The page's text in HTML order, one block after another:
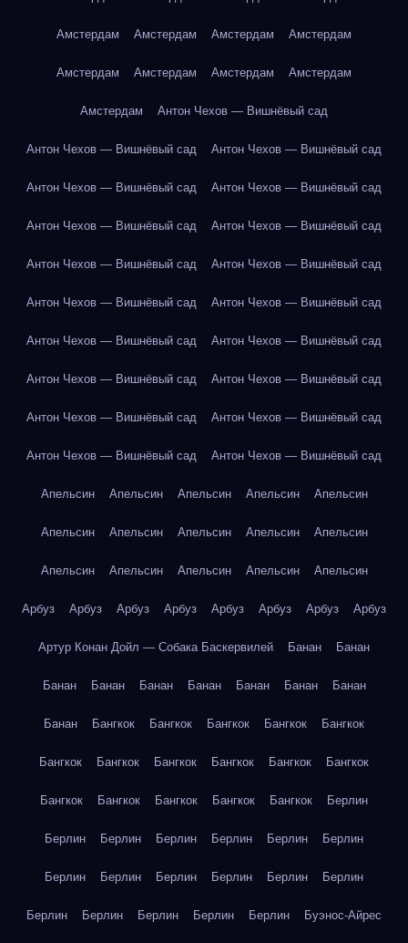
Амстердам Амстердам Амстердам Амстердам
Амстердам Амстердам Амстердам Амстердам
Амстердам Антон Чехов — Вишнёвый сад
Антон Чехов — Вишнёвый сад Антон Чехов — Вишнёвый сад
Антон Чехов — Вишнёвый сад Антон Чехов — Вишнёвый сад
Антон Чехов — Вишнёвый сад Антон Чехов — Вишнёвый сад
Антон Чехов — Вишнёвый сад Антон Чехов — Вишнёвый сад
Антон Чехов — Вишнёвый сад Антон Чехов — Вишнёвый сад
Антон Чехов — Вишнёвый сад Антон Чехов — Вишнёвый сад
Антон Чехов — Вишнёвый сад Антон Чехов — Вишнёвый сад
Антон Чехов — Вишнёвый сад Антон Чехов — Вишнёвый сад
Антон Чехов — Вишнёвый сад Антон Чехов — Вишнёвый сад
Апельсин Апельсин Апельсин Апельсин Апельсин
Апельсин Апельсин Апельсин Апельсин Апельсин
Апельсин Апельсин Апельсин Апельсин Апельсин
Арбуз Арбуз Арбуз Арбуз Арбуз Арбуз Арбуз Арбуз
Артур Конан Дойл — Собака Баскервилей Банан Банан
Банан Банан Банан Банан Банан Банан Банан
Банан Бангкок Бангкок Бангкок Бангкок Бангкок
Бангкок Бангкок Бангкок Бангкок Бангкок Бангкок
Бангкок Бангкок Бангкок Бангкок Бангкок Берлин
Берлин Берлин Берлин Берлин Берлин Берлин
Берлин Берлин Берлин Берлин Берлин Берлин
Берлин Берлин Берлин Берлин Берлин Буэнос-Айрес